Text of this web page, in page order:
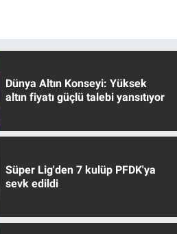
Dünya Altın Konseyi: Yüksek
altın fiyatı güçlü talebi yansıtıyor
Süper Lig'den 7 kulüp PFDK'ya
sevk edildi